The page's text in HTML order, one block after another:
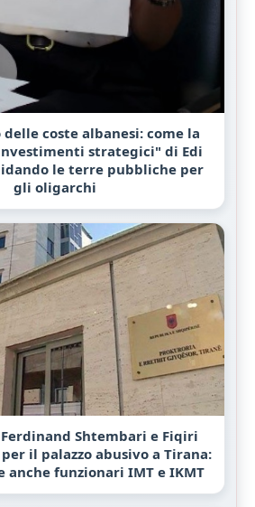
coste albanesi: come la
strategici" di Edi
le terre pubbliche per
gli oligarchi
Shtembari e Fiqiri
il palazzo abusivo a Tirana:
anche funzionari IMT e IKMT